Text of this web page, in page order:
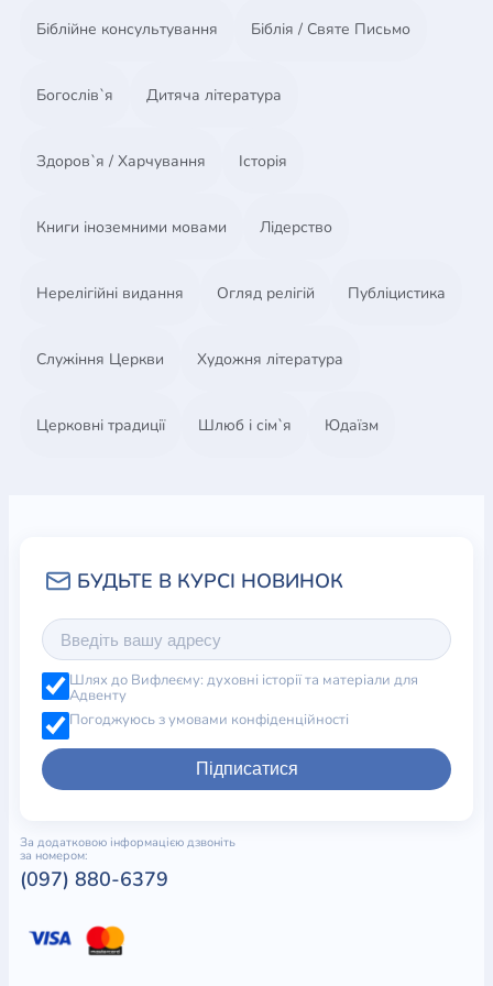
Біблійне консультування Біблія / Святе Письмо
Богослів`я Дитяча література
Здоров`я / Харчування Історія
Книги іноземними мовами Лідерство
Нерелігійні видання Огляд релігій Публіцистика
Служіння Церкви Художня література
Церковні традиції Шлюб і сім`я Юдаїзм
Шлях до Вифлеєму: духовні історії та матеріали для
Адвенту
Погоджуюсь з умовами конфіденційності
Підписатися
За додатковою інформацією дзвоніть
за номером:
(097) 880-6379